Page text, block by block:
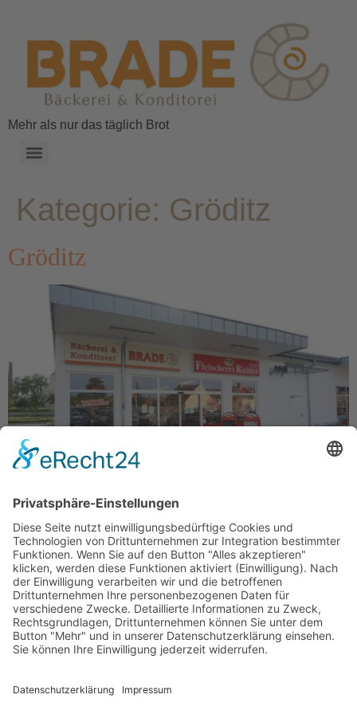
Mehr als nur das täglich Brot
Kategorie: Gröditz
Gröditz
Hauptstraße 1001609 GröditzTelefon: 035263 469510 Mo –
Fr 7 – 18 Uhr Sa 7 – 12 Uhr So 7 – 10 Uhr
Bäcker Brade GmbH
Nossener Straße 48
01589 Riesa